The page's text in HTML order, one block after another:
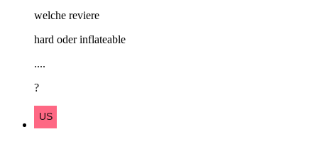
welche reviere
hard oder inflateable
....
?